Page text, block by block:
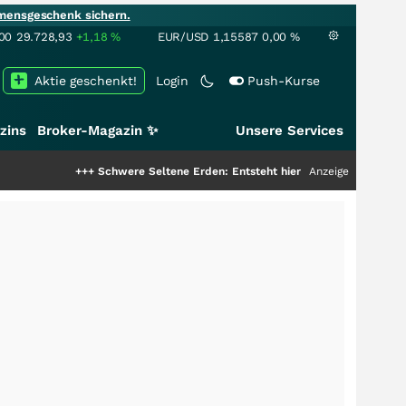
sichern.
29.728,93 +1,18% EUR/USD 1,15587 0,00 %
Login Push-Kurse
Aktie geschenkt!
Broker-Magazin ✨ Unsere Services
Schwere Seltene Erden: Entsteht hier die nächsteAnzeige